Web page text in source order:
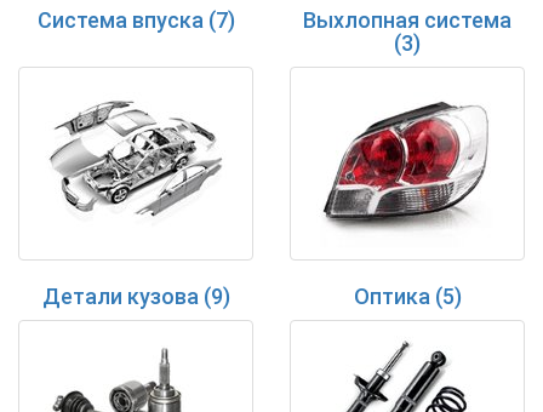
Система впуска (7)
Выхлопная система
(3)
Детали кузова (9) Оптика (5)